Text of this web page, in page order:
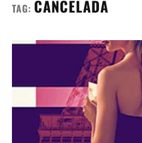
TAG: CANCELADA